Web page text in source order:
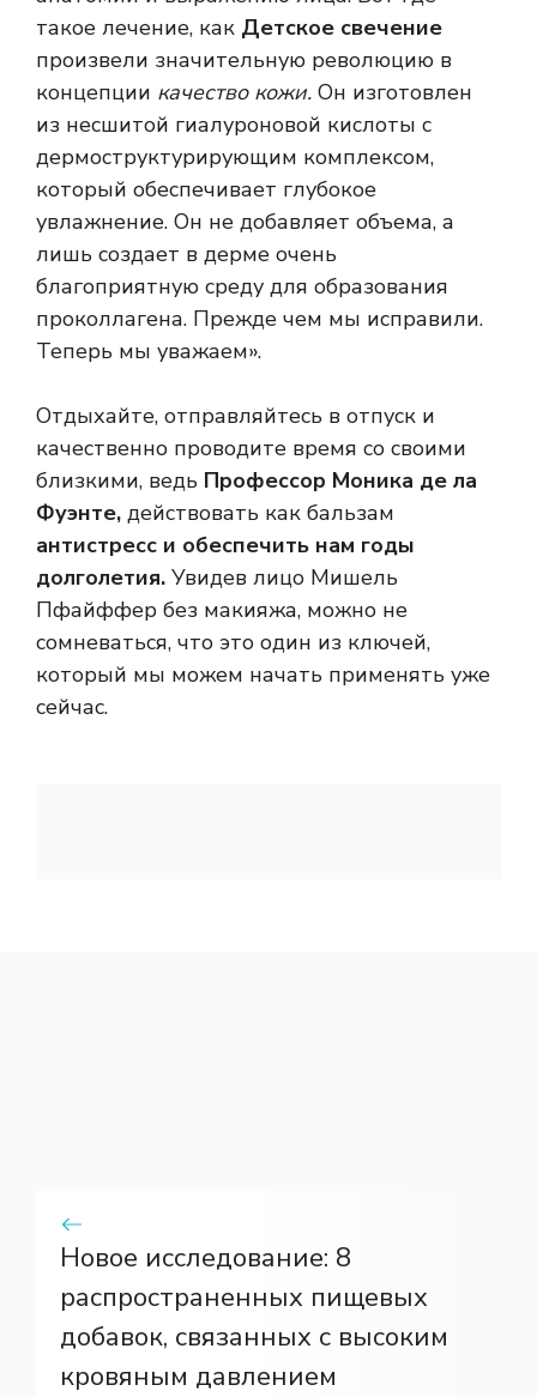
такое лечение, как Детское свечение
произвели значительную революцию в
концепции качество кожи. Он изготовлен
из несшитой гиалуроновой кислоты с
дермоструктурирующим комплексом,
который обеспечивает глубокое
увлажнение. Он не добавляет объема, а
лишь создает в дерме очень
благоприятную среду для образования
проколлагена. Прежде чем мы исправили.
Теперь мы уважаем».
Отдыхайте, отправляйтесь в отпуск и
качественно проводите время со своими
близкими, ведь Профессор Моника де ла
Фуэнте, действовать как бальзам
антистресс и обеспечить нам годы
долголетия. Увидев лицо Мишель
Пфайффер без макияжа, можно не
сомневаться, что это один из ключей,
который мы можем начать применять уже
сейчас.
Новое исследование: 8
распространенных пищевых
добавок, связанных с высоким
кровяным давлением